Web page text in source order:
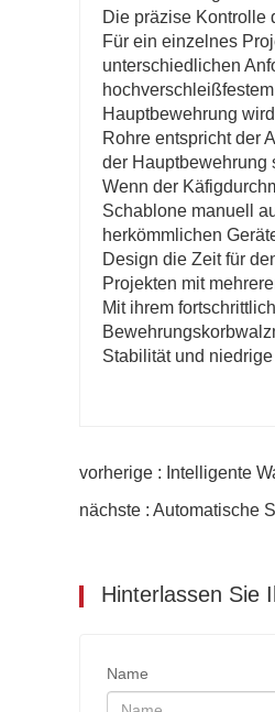
Die präzise Kontrolle
Für ein einzelnes
unterschiedlichen
Hauptbewehrung
Rohre entspricht der
der Hauptbewehrung
Wenn der
Schablone manuell
herkömmlichen
Design die Zeit für
Projekten mit
Mit ihrem
Stabilität und
vorherige : Intelligente
nächste : Automatische
Hinterlassen Sie
Name